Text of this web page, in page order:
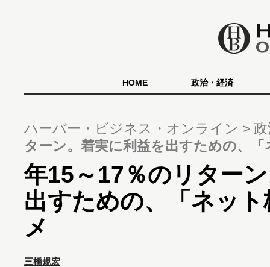
HOME 政治・経済
ハーバー・ビジネス・オンライン
ターン。着実に利益を出すための、
年15～17％のリター
出すための、「ネッ
メ
三橋規宏